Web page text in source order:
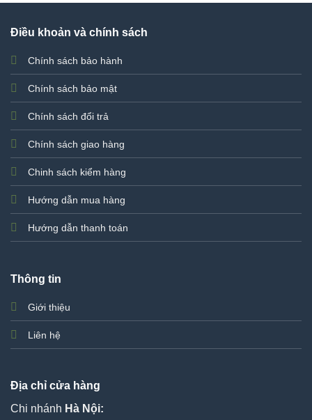
Điều khoản và chính sách
Chính sách bảo hành
Chính sách bảo mật
Chính sách đổi trả
Chính sách giao hàng
Chinh sách kiểm hàng
Hướng dẫn mua hàng
Hướng dẫn thanh toán
Thông tin
Giới thiệu
Liên hệ
Địa chỉ cửa hàng
Chi nhánh Hà Nội: